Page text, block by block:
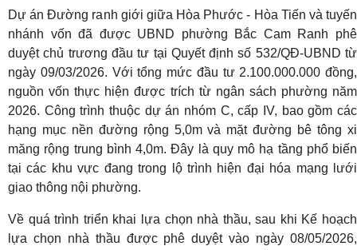
Dự án Đường ranh giới giữa Hòa Phước - Hòa Tiến và tuyến
nhánh vốn đã được UBND phường Bắc Cam Ranh phê
duyệt chủ trương đầu tư tại Quyết định số 532/QĐ-UBND từ
ngày 09/03/2026. Với tổng mức đầu tư 2.100.000.000 đồng,
nguồn vốn thực hiện được trích từ ngân sách phường năm
2026. Công trình thuộc dự án nhóm C, cấp IV, bao gồm các
hạng mục nền đường rộng 5,0m và mặt đường bê tông xi
măng rộng trung bình 4,0m. Đây là quy mô hạ tầng phổ biến
tại các khu vực đang trong lộ trình hiện đại hóa mạng lưới
giao thông nội phường.
Về quá trình triển khai lựa chọn nhà thầu, sau khi Kế hoạch
lựa chọn nhà thầu được phê duyệt vào ngày 08/05/2026,